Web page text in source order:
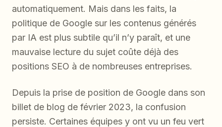
automatiquement. Mais dans les faits, la
politique de Google sur les contenus générés
par IA est plus subtile qu’il n’y paraît, et une
mauvaise lecture du sujet coûte déjà des
positions SEO à de nombreuses entreprises.
Depuis la prise de position de Google dans son
billet de blog de février 2023, la confusion
persiste. Certaines équipes y ont vu un feu vert